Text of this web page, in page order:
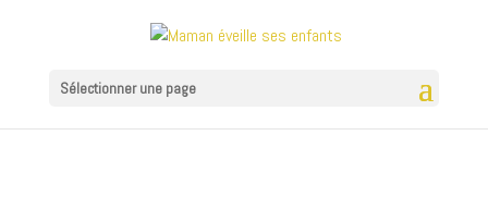
Sélectionner une page